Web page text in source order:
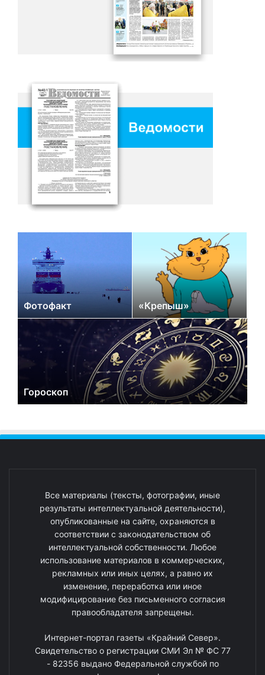
Фотофакт «Крепыш»
Гороскоп
Все материалы (тексты, фотографии, иные
результаты интеллектуальной деятельности),
опубликованные на сайте, охраняются в
соответствии с законодательством об
интеллектуальной собственности. Любое
использование материалов в коммерческих,
рекламных или иных целях, а равно их
изменение, переработка или иное
модифицирование без письменного согласия
правообладателя запрещены.
Интернет-портал газеты «Крайний Север».
Свидетельство о регистрации СМИ Эл № ФС 77
- 82356 выдано Федеральной службой по